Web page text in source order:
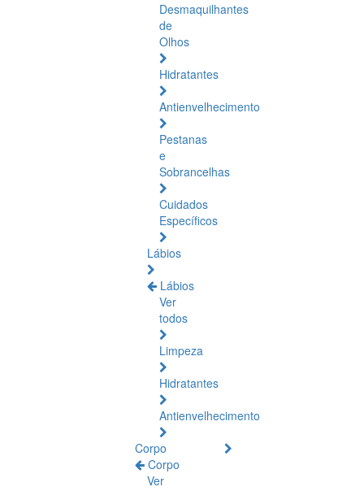
Desmaquilhantes
de
Olhos
Hidratantes
Antienvelhecimento
Pestanas
e
Sobrancelhas
Cuidados
Específicos
Lábios
Lábios
Ver
todos
Limpeza
Hidratantes
Antienvelhecimento
Corpo
Corpo
Ver